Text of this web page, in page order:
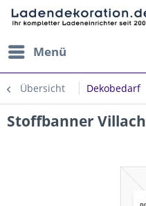
Menü
Übersicht Dekobedarf
Stoffbanner Villach